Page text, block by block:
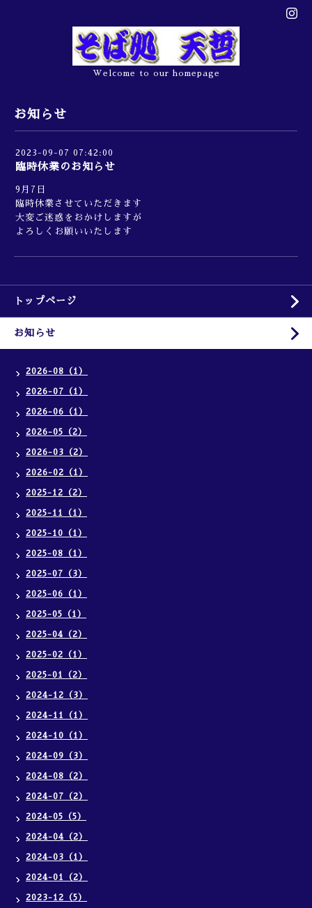
Welcome to our homepage
お知らせ
2023-09-07 07:42:00
臨時休業のお知らせ
9月7日
臨時休業させていただきます
大変ご迷惑をおかけしますが
よろしくお願いいたします
トップページ
お知らせ
2026-08（1）
2026-07（1）
2026-06（1）
2026-05（2）
2026-03（2）
2026-02（1）
2025-12（2）
2025-11（1）
2025-10（1）
2025-08（1）
2025-07（3）
2025-06（1）
2025-05（1）
2025-04（2）
2025-02（1）
2025-01（2）
2024-12（3）
2024-11（1）
2024-10（1）
2024-09（3）
2024-08（2）
2024-07（2）
2024-05（5）
2024-04（2）
2024-03（1）
2024-01（2）
2023-12（5）